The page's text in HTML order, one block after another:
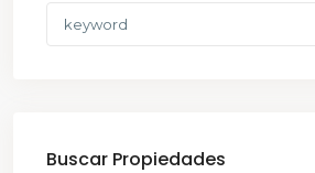
Buscar Propiedades